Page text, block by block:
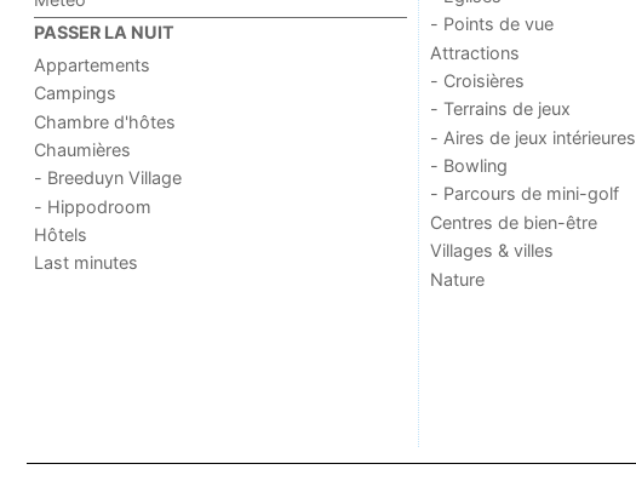
PASSER LA NUIT
Appartements
Campings
Chambre d'hôtes
Chaumières
- Breeduyn Village
- Hippodroom
Hôtels
Last minutes
- Points de vue
Attractions
- Croisières
- Terrains de jeux
- Aires de jeux intérieures
- Bowling
- Parcours de mini-golf
Centres de bien-être
Villages & villes
Nature